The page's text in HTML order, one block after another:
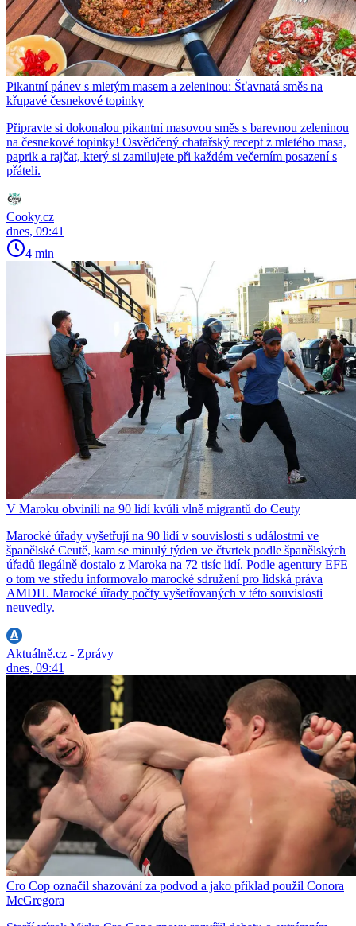
Pikantní pánev s mletým masem a zeleninou: Šťavnatá směs na
křupavé česnekové topinky
Připravte si dokonalou pikantní masovou směs s barevnou zeleninou
na česnekové topinky! Osvědčený chatařský recept z mletého masa,
paprik a rajčat, který si zamilujete při každém večerním posazení s
přáteli.
Cooky.cz
dnes, 09:41
4 min
V Maroku obvinili na 90 lidí kvůli vlně migrantů do Ceuty
Marocké úřady vyšetřují na 90 lidí v souvislosti s událostmi ve
španělské Ceutě, kam se minulý týden ve čtvrtek podle španělských
úřadů ilegálně dostalo z Maroka na 72 tisíc lidí. Podle agentury EFE
o tom ve středu informovalo marocké sdružení pro lidská práva
AMDH. Marocké úřady počty vyšetřovaných v této souvislosti
neuvedly.
Aktuálně.cz - Zprávy
dnes, 09:41
Cro Cop označil shazování za podvod a jako příklad použil Conora
McGregora